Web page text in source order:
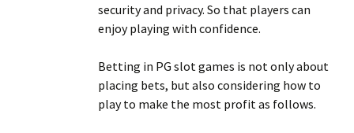
security and privacy. So that players can
enjoy playing with confidence.
Betting in PG slot games is not only about
placing bets, but also considering how to
play to make the most profit as follows.